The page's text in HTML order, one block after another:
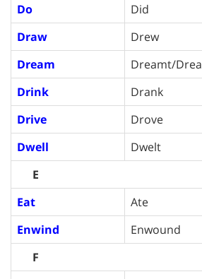
Do
Did
Draw
Drew
Dream
Dreamt/
Drink
Drank
Drive
Drove
Dwell
Dwelt
E
Eat
Ate
Enwind
Enwound
F